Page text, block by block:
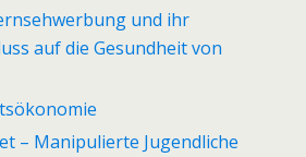
und ihr
auf die Gesundheit von
– Manipulierte Jugendliche